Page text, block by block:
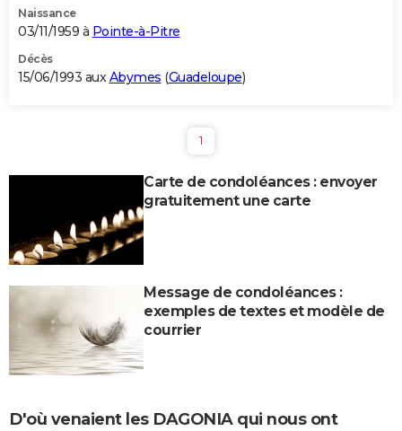
Naissance
03/11/1959 à Pointe-à-Pitre
Décès
15/06/1993 auxAbymes (Guadeloupe)
1
Carte de condoléances : envoyer
gratuitement une carte
Message de condoléances :
exemples de textes et modèle de
courrier
D'où venaient les DAGONIA qui nous ont